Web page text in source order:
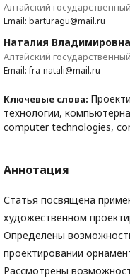
Алтайский
Email: barturagu@mail.ru
Наталия
Алтайский
Email: fra-natali@mail.ru
Ключевые слова:
технологии,
computer technologies,
Аннотация
Статья посвящена
художественном
Определены
проектировании
Рассмотрены